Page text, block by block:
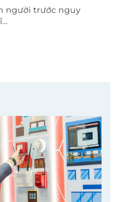
người trước nguy